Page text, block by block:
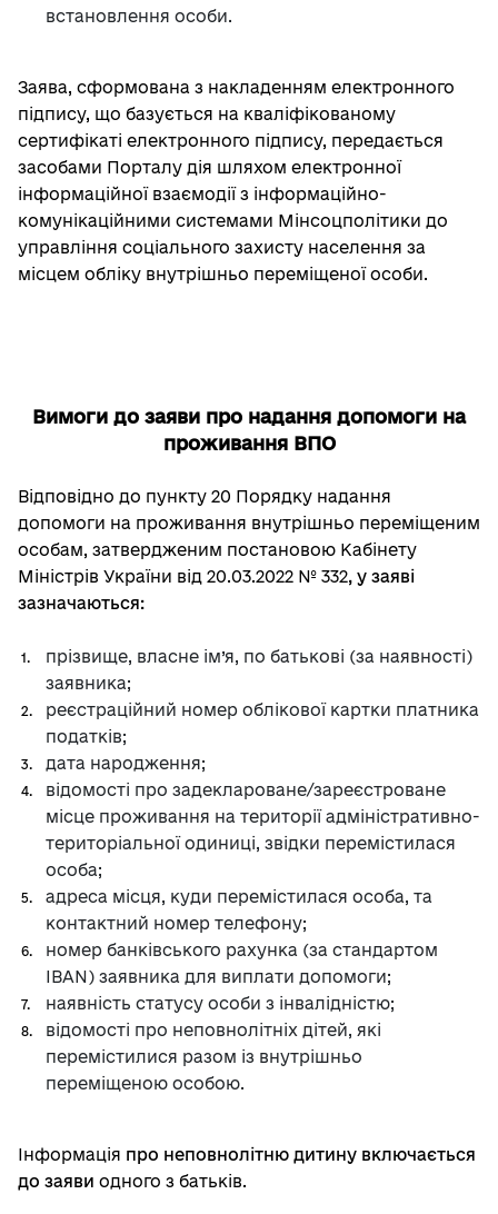
встановлення особи.
Заява, сформована з накладенням електронного
підпису, що базується на кваліфікованому
сертифікаті електронного підпису, передається
засобами Порталу дія шляхом електронної
інформаційної взаємодії з інформаційно-
комунікаційними системами Мінсоцполітики до
управління соціального захисту населення за
місцем обліку внутрішньо переміщеної особи.
Вимоги до заяви про надання допомоги на
проживання ВПО
Відповідно до пункту 20 Порядку надання
допомоги на проживання внутрішньо переміщеним
особам, затвердженим постановою Кабінету
Міністрів України від 20.03.2022 № 332, у заяві
зазначаються:
прізвище, власне ім’я, по батькові (за наявності)
заявника;
реєстраційний номер облікової картки платника
податків;
дата народження;
відомості про задеклароване/зареєстроване
місце проживання на території адміністративно-
територіальної одиниці, звідки перемістилася
особа;
адреса місця, куди перемістилася особа, та
контактний номер телефону;
номер банківського рахунка (за стандартом
IBAN) заявника для виплати допомоги;
наявність статусу особи з інвалідністю;
відомості про неповнолітніх дітей, які
перемістилися разом із внутрішньо
переміщеною особою.
Інформація про неповнолітню дитину включається
до заяви одного з батьків.